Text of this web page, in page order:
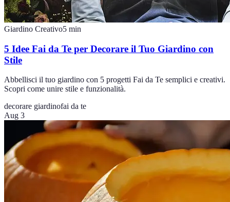
Giardino Creativo5 min
5 Idee Fai da Te per Decorare il Tuo Giardino con
Stile
Abbellisci il tuo giardino con 5 progetti Fai da Te semplici e creativi.
Scopri come unire stile e funzionalità.
decorare giardinofai da te
Aug 3